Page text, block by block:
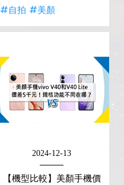
#自拍 #美顏
2024-12-13
【機型比較】美顏手機價